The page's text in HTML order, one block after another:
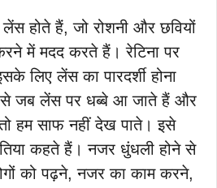
लेंस होते हैं, जो रोशनी और छवियों
में मदद करते हैं। रेटिना पर
लिए लेंस का पारदर्शी होना
जब लेंस पर धब्बे आ जाते हैं और
हम साफ नहीं देख पाते। इसे
कहते हैं। नजर धुंधली होने से
को पढ़ने, नजर का काम करने,